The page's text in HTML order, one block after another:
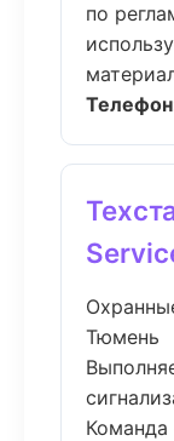
по
Тюмень
Команда